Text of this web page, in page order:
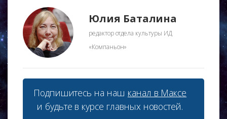
Юлия Баталина
редактор отдела культуры ИД
«Компаньон»
Подпишитесь на наш канал в Максе
и будьте в курсе главных новостей.